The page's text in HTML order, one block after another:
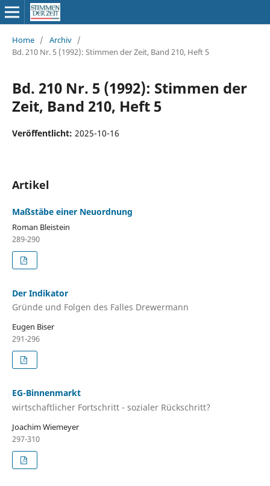
Home / Archiv /
Bd. 210 Nr. 5 (1992): Stimmen der Zeit, Band 210, Heft 5
Bd. 210 Nr. 5 (1992): Stimmen der
Zeit, Band 210, Heft 5
Veröffentlicht: 2025-10-16
Artikel
Maßstäbe einer Neuordnung
Roman Bleistein
289-290
Der Indikator
Gründe und Folgen des Falles Drewermann
Eugen Biser
291-296
EG-Binnenmarkt
wirtschaftlicher Fortschritt - sozialer Rückschritt?
Joachim Wiemeyer
297-310